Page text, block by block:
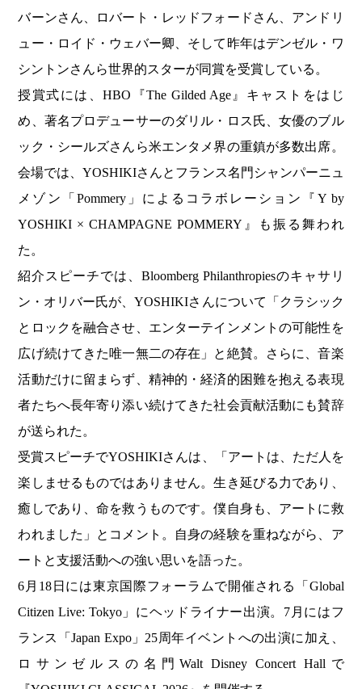
バーンさん、ロバート・レッドフォードさん、アンドリ
ュー・ロイド・ウェバー卿、そして昨年はデンゼル・ワ
シントンさんら世界的スターが同賞を受賞している。
授賞式には、HBO『The Gilded Age』キャストをはじ
め、著名プロデューサーのダリル・ロス氏、女優のブル
ック・シールズさんら米エンタメ界の重鎮が多数出席。
会場では、YOSHIKIさんとフランス名門シャンパーニュ
メゾン「Pommery」によるコラボレーション『Y by
YOSHIKI × CHAMPAGNE POMMERY』も振る舞われ
た。
紹介スピーチでは、Bloomberg Philanthropiesのキャサリ
ン・オリバー氏が、YOSHIKIさんについて「クラシック
とロックを融合させ、エンターテインメントの可能性を
広げ続けてきた唯一無二の存在」と絶賛。さらに、音楽
活動だけに留まらず、精神的・経済的困難を抱える表現
者たちへ長年寄り添い続けてきた社会貢献活動にも賛辞
が送られた。
受賞スピーチでYOSHIKIさんは、「アートは、ただ人を
楽しませるものではありません。生き延びる力であり、
癒しであり、命を救うものです。僕自身も、アートに救
われました」とコメント。自身の経験を重ねながら、ア
ートと支援活動への強い思いを語った。
6月18日には東京国際フォーラムで開催される「Global
Citizen Live: Tokyo」にヘッドライナー出演。7月にはフ
ランス「Japan Expo」25周年イベントへの出演に加え、
ロサンゼルスの名門Walt Disney Concert Hallで